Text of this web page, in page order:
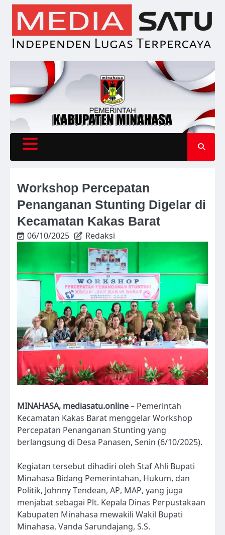
Skip
content
Workshop Percepatan
Penanganan Stunting Digelar di
Kecamatan Kakas Barat
06/10/2025 Redaksi
MINAHASA, mediasatu.online– Pemerintah
Kecamatan Kakas Barat menggelar Workshop
Percepatan Penanganan Stunting yang
berlangsung di Desa Panasen, Senin (6/10/2025).
Kegiatan tersebut dihadiri oleh Staf Ahli Bupati
Minahasa Bidang Pemerintahan, Hukum, dan
Politik, Johnny Tendean, AP, MAP, yang juga
menjabat sebagai Plt. Kepala Dinas Perpustakaan
Kabupaten Minahasa mewakili Wakil Bupati
Minahasa, Vanda Sarundajang, S.S.